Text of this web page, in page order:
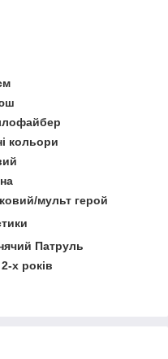
кольори
мульт герой
Патруль
х років